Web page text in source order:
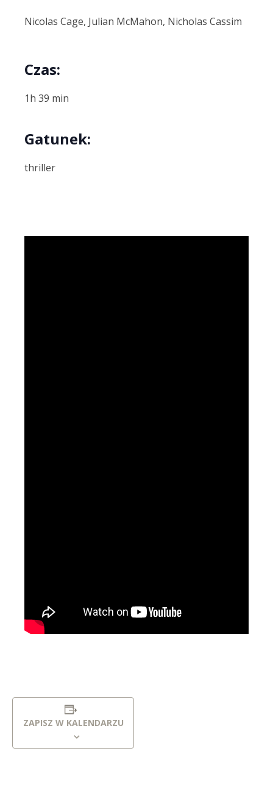
Nicolas Cage, Julian McMahon, Nicholas Cassim
Czas:
1h 39 min
Gatunek:
thriller
ZAPISZ W KALENDARZU